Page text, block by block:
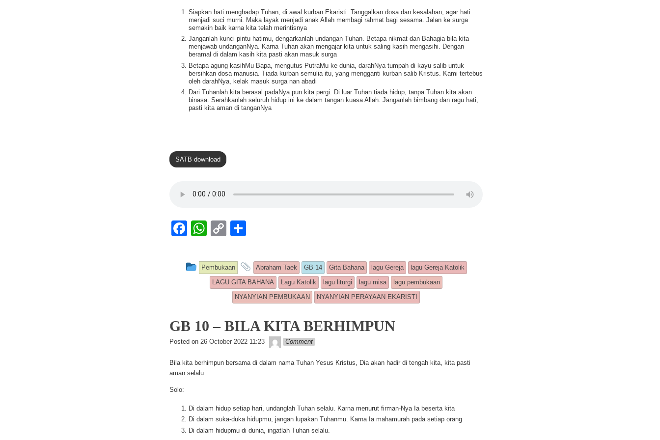
Siapkan hati menghadap Tuhan, di awal kurban Ekaristi. Tanggalkan dosa dan kesalahan, agar hati
menjadi suci murni. Maka layak menjadi anak Allah membagi rahmat bagi sesama. Jalan ke surga
semakin baik karna kita telah merintisnya
Janganlah kunci pintu hatimu, dengarkanlah undangan Tuhan. Betapa nikmat dan Bahagia bila kita
menjawab undanganNya. Karna Tuhan akan mengajar kita untuk saling kasih mengasihi. Dengan
beramal di dalam kasih kita pasti akan masuk surga
Betapa agung kasihMu Bapa, mengutus PutraMu ke dunia, darahNya tumpah di kayu salib untuk
bersihkan dosa manusia. Tiada kurban semulia itu, yang mengganti kurban salib Kristus. Kami tertebus
oleh darahNya, kelak masuk surga nan abadi
Dari Tuhanlah kita berasal padaNya pun kita pergi. Di luar Tuhan tiada hidup, tanpa Tuhan kita akan
binasa. Serahkanlah seluruh hidup ini ke dalam tangan kuasa Allah. Janganlah bimbang dan ragu hati,
pasti kita aman di tanganNya
SATB download
F
c
e
o
k
W
at
s
A
p
C
p
y
Li
n
k
ar
e
This entry was posted in
Pembukaan and tagged
Abraham Taek GB 14 Gita Bahana lagu Gereja
lagu Gereja Katolik
LAGU GITA BAHANA
Lagu Katolik lagu liturgi lagu misa
lagu pembukaan
NYANYIAN PEMBUKAAN
NYANYIAN PERAYAAN EKARISTI
GB 10 – BILA KITA BERHIMPUN
Posted on 26 October 2022 11:23 Lapopp music
Comment
Bila kita berhimpun bersama di dalam nama Tuhan Yesus Kristus, Dia akan hadir di tengah kita, kita pasti
aman selalu
Solo:
Di dalam hidup setiap hari, undanglah Tuhan selalu. Karna menurut firman-Nya Ia beserta kita
Di dalam suka-duka hidupmu, jangan lupakan Tuhanmu. Karna Ia mahamurah pada setiap orang
Di dalam hidupmu di dunia, ingatlah Tuhan selalu.